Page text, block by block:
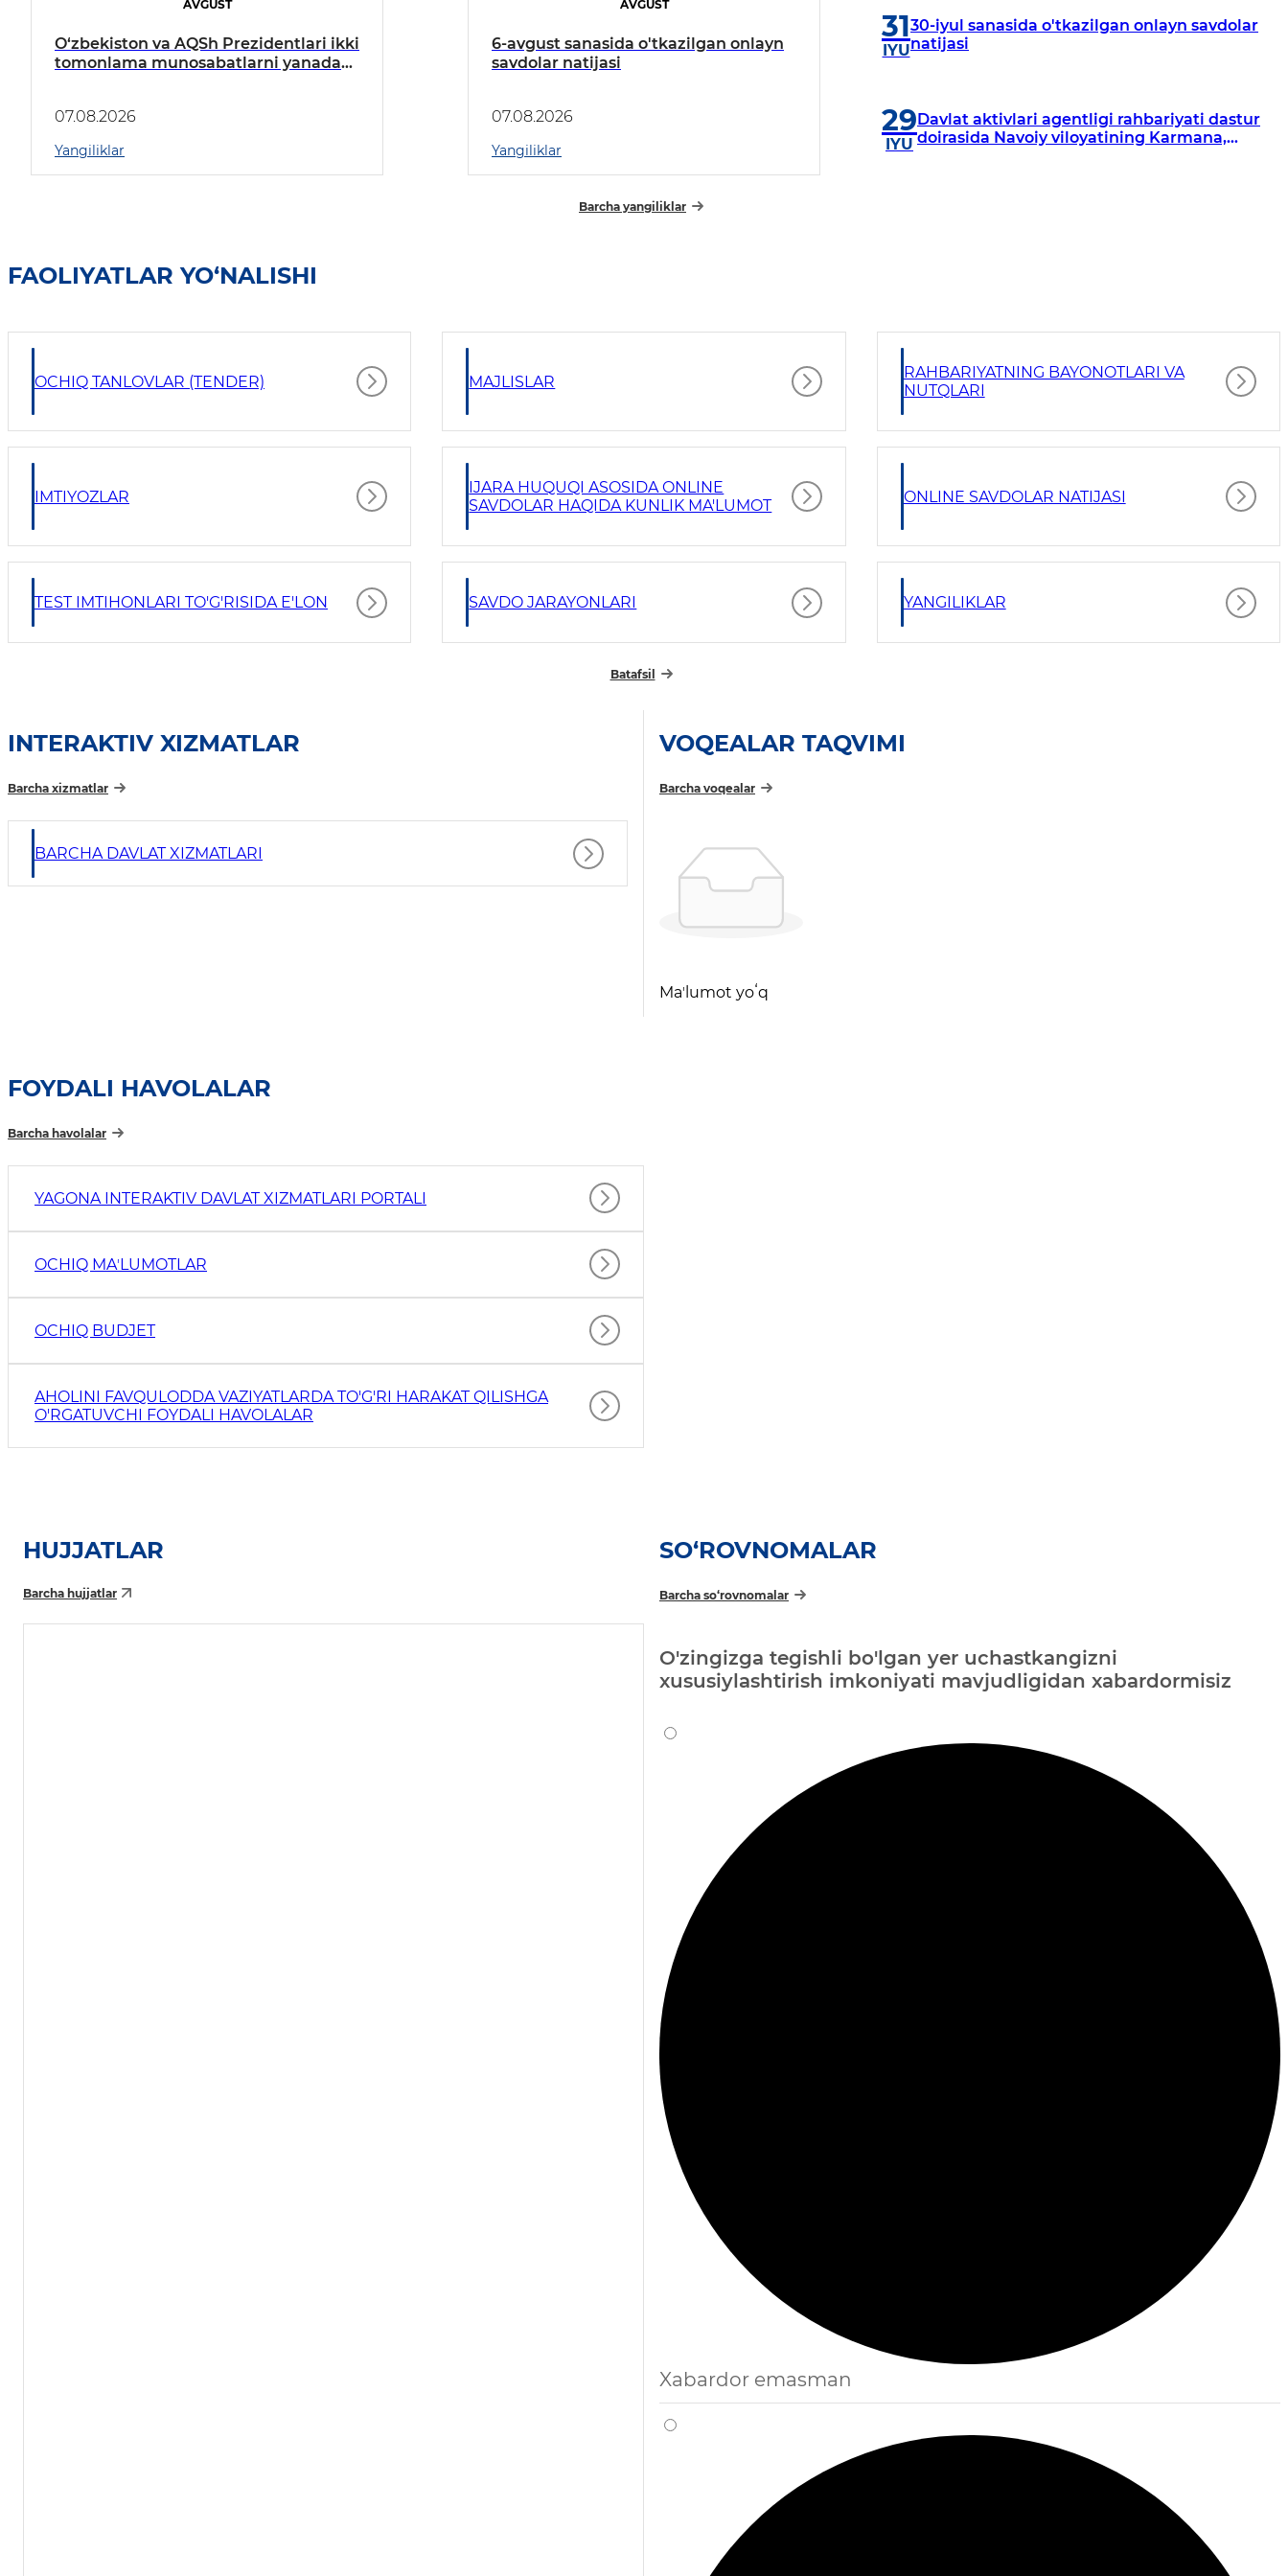
AVGUST
O‘zbekiston va AQSh Prezidentlari ikki
tomonlama munosabatlarni yanada
07.08.2026
Yangiliklar
AVGUST
6-avgust sanasida o'tkazilgan onlayn
savdolar natijasi
07.08.2026
Yangiliklar
31
IYU
30-iyul sanasida o'tkazilgan onlayn savdolar
natijasi
29
IYU
Davlat aktivlari agentligi rahbariyati dastur
doirasida Navoiy viloyatining Karmana,
Barcha yangiliklar
FAOLIYATLAR YO‘NALISHI
OCHIQ TANLOVLAR (TENDER) MAJLISLAR
RAHBARIYATNING BAYONOTLARI VA
NUTQLARI
IMTIYOZLAR
IJARA HUQUQI ASOSIDA ONLINE
SAVDOLAR HAQIDA KUNLIK MA'LUMOT
ONLINE SAVDOLAR NATIJASI
TEST IMTIHONLARI TO'G'RISIDA E'LON SAVDO JARAYONLARI YANGILIKLAR
Batafsil
INTERAKTIV XIZMATLAR
Barcha xizmatlar
BARCHA DAVLAT XIZMATLARI
VOQEALAR TAQVIMI
Barcha voqealar
Maʼlumot yoʻq
FOYDALI HAVOLALAR
Barcha havolalar
YAGONA INTERAKTIV DAVLAT XIZMATLARI PORTALI
OCHIQ MAʼLUMOTLAR
OCHIQ BUDJET
AHOLINI FAVQULODDA VAZIYATLARDA TO'G'RI HARAKAT QILISHGA
O'RGATUVCHI FOYDALI HAVOLALAR
HUJJATLAR
Barcha hujjatlar
SO‘ROVNOMALAR
Barcha so‘rovnomalar
O'zingizga tegishli bo'lgan yer uchastkangizni
xususiylashtirish imkoniyati mavjudligidan xabardormisiz
Xabardor emasman